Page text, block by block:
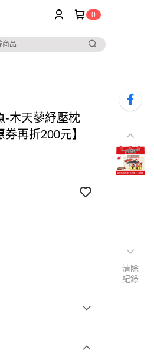
0
-木天蓼紓壓枕
再折200元】
清除
紀錄